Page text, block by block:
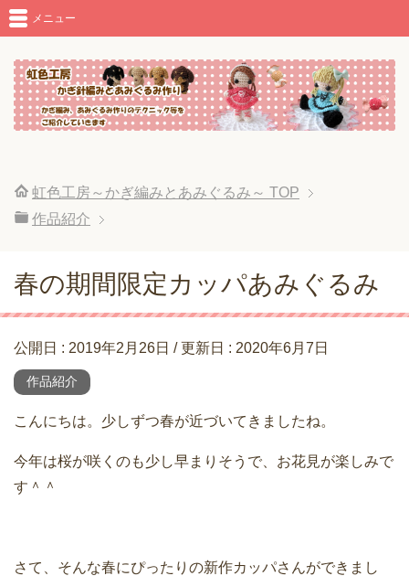
メニュー
虹色工房～かぎ編みとあみぐるみ～ TOP
作品紹介
春の期間限定カッパあみぐるみ
公開日 : 2019年2月26日 / 更新日 : 2020年6月7日
作品紹介
こんにちは。少しずつ春が近づいてきましたね。
今年は桜が咲くのも少し早まりそうで、お花見が楽しみで
す＾＾
さて、そんな春にぴったりの新作カッパさんができまし